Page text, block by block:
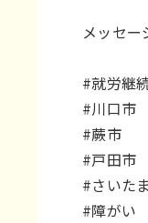
メッセー
#就労継
#川口市
#蕨市
#戸田市
#さいた
#障がい